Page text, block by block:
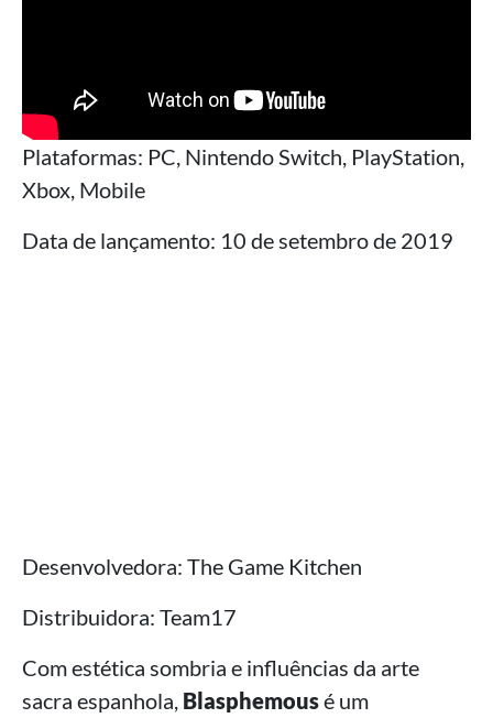
Plataformas: PC, Nintendo Switch, PlayStation,
Xbox, Mobile
Data de lançamento: 10 de setembro de 2019
Desenvolvedora: The Game Kitchen
Distribuidora: Team17
Com estética sombria e influências da arte
sacra espanhola, Blasphemousé um